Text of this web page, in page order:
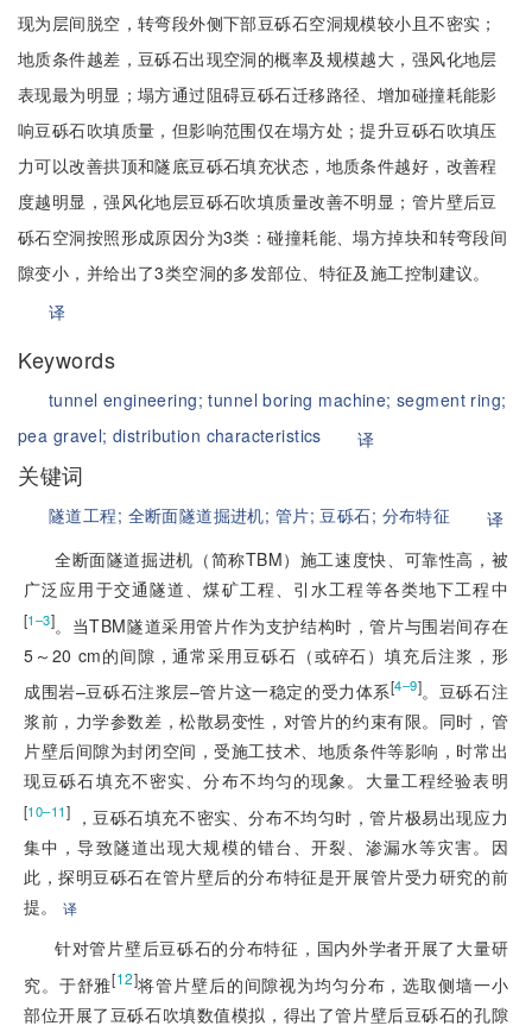
现为层间脱空，转弯段外侧下部豆砾石空洞规模较小且不密实；
地质条件越差，豆砾石出现空洞的概率及规模越大，强风化地层
表现最为明显；塌方通过阻碍豆砾石迁移路径、增加碰撞耗能影
响豆砾石吹填质量，但影响范围仅在塌方处；提升豆砾石吹填压
力可以改善拱顶和隧底豆砾石填充状态，地质条件越好，改善程
度越明显，强风化地层豆砾石吹填质量改善不明显；管片壁后豆
砾石空洞按照形成原因分为3类：碰撞耗能、塌方掉块和转弯段间
隙变小，并给出了3类空洞的多发部位、特征及施工控制建议。
译
Keywords
tunnel engineering;tunnel boring machine;segment ring;
pea gravel;distribution characteristics 译
关键词
隧道工程; 全断面隧道掘进机; 管片;豆砾石; 分布特征
译
全断面隧道掘进机（简称TBM）施工速度快、可靠性高，被
广泛应用于交通隧道、煤矿工程、引水工程等各类地下工程中
[1–3]。当TBM隧道采用管片作为支护结构时，管片与围岩间存在
5～20 cm的间隙，通常采用豆砾石（或碎石）填充后注浆，形
成围岩–豆砾石注浆层–管片这一稳定的受力体系[4–9]。豆砾石注
浆前，力学参数差，松散易变性，对管片的约束有限。同时，管
片壁后间隙为封闭空间，受施工技术、地质条件等影响，时常出
现豆砾石填充不密实、分布不均匀的现象。大量工程经验表明
[10–11] ，豆砾石填充不密实、分布不均匀时，管片极易出现应力
集中，导致隧道出现大规模的错台、开裂、渗漏水等灾害。因
此，探明豆砾石在管片壁后的分布特征是开展管片受力研究的前
提。
译
针对管片壁后豆砾石的分布特征，国内外学者开展了大量研
究。于舒雅[12]将管片壁后的间隙视为均匀分布，选取侧墙一小
部位开展了豆砾石吹填数值模拟，得出了管片壁后豆砾石的孔隙